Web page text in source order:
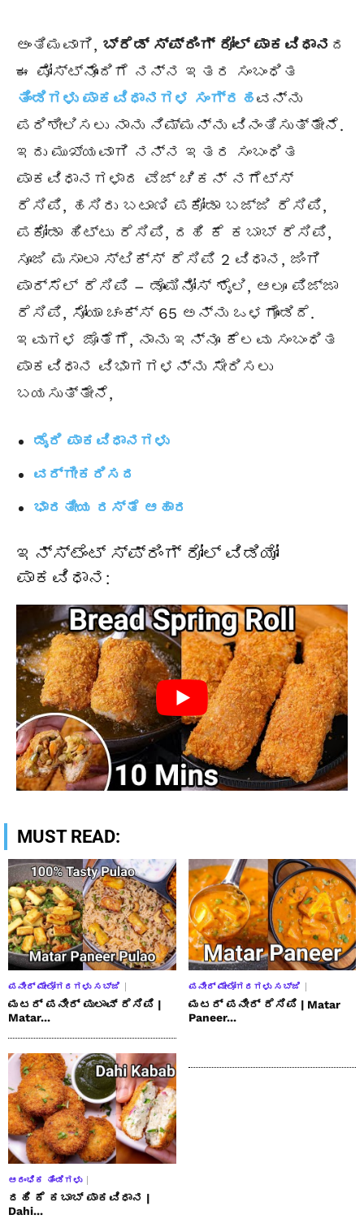
ಅಂತಿಮವಾಗಿ, ಬ್ರೆಡ್ ಸ್ಪ್ರಿಂಗ್ ರೋಲ್ ಪಾಕವಿಧಾನ ದ
ಈ ಪೋಸ್ಟ್‌ನೊಂದಿಗೆ ನನ್ನ ಇತರ ಸಂಬಂಧಿತ
ತಿಂಡಿಗಳು ಪಾಕವಿಧಾನಗಳ ಸಂಗ್ರಹವನ್ನು
ಪರಿಶೀಲಿಸಲು ನಾನು ನಿಮ್ಮನ್ನು ವಿನಂತಿಸುತ್ತೇನೆ.
ಇದು ಮುಖ್ಯವಾಗಿ ನನ್ನ ಇತರ ಸಂಬಂಧಿತ
ಪಾಕವಿಧಾನಗಳಾದ ವೆಜ್ ಚಿಕನ್ ನಗೆಟ್ಸ್
ರೆಸಿಪಿ, ಹಸಿರು ಬಟಾಣಿ ಪಕೋಡಾ ಬಜ್ಜಿ ರೆಸಿಪಿ,
ಪಕೋಡಾ ಹಿಟ್ಟು ರೆಸಿಪಿ, ದಹಿ ಕೆ ಕಬಾಬ್ ರೆಸಿಪಿ,
ಸೂಜಿ ಮಸಾಲಾ ಸ್ಟಿಕ್ಸ್ ರೆಸಿಪಿ 2 ವಿಧಾನ, ಜಿಂಗಿ
ಪಾರ್ಸೆಲ್ ರೆಸಿಪಿ – ಡೊಮಿನೋಸ್ ಶೈಲಿ, ಆಲೂ ಪಿಜ್ಜಾ
ರೆಸಿಪಿ, ಸೋಯಾ ಚಂಕ್ಸ್ 65 ಅನ್ನು ಒಳಗೊಂಡಿದೆ.
ಇವುಗಳ ಜೊತೆಗೆ, ನಾನು ಇನ್ನೂ ಕೆಲವು ಸಂಬಂಧಿತ
ಪಾಕವಿಧಾನ ವಿಭಾಗಗಳನ್ನು ಸೇರಿಸಲು
ಬಯಸುತ್ತೇನೆ,
ಡೈರಿ ಪಾಕವಿಧಾನಗಳು
ವರ್ಗೀಕರಿಸದ
ಭಾರತೀಯ ರಸ್ತೆ ಆಹಾರ
ಇನ್ಸ್ಟೆಂಟ್ ಸ್ಪ್ರಿಂಗ್ ರೋಲ್ ವಿಡಿಯೋ
ಪಾಕವಿಧಾನ:
MUST READ:
ಪನೀರ್ ಮೇಲೋಗರಗಳು ಸಬ್ಜಿ
ಮಟರ್ ಪನೀರ್ ಪುಲಾವ್ ರೆಸಿಪಿ |
Matar...
ಪನೀರ್ ಮೇಲೋಗರಗಳು ಸಬ್ಜಿ
ಮಟರ್ ಪನೀರ್ ರೆಸಿಪಿ | Matar
Paneer...
ಆರಂಭಿಕ ತಿಂಡಿಗಳು
ದಹಿ ಕೆ ಕಬಾಬ್ ಪಾಕವಿಧಾನ |
Dahi...